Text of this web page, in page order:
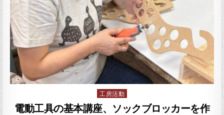
Posted in
工房活動
電動工具の基本講座、ソックブロッカーを作